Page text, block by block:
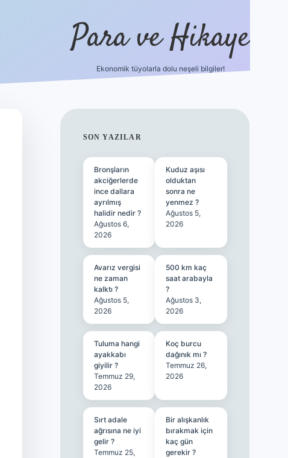
Para ve Hikaye
Ekonomik tüyolarla dolu neşeli bilgiler!
SIDEBAR
SON YAZILAR
Bronşların
akciğerlerde
ince dallara
ayrılmış
halidir nedir ?
Ağustos 6,
2026
Kuduz aşısı
olduktan
sonra ne
yenmez ?
Ağustos 5,
2026
Avarız vergisi
ne zaman
kalktı ?
Ağustos 5,
2026
500 km kaç
saat arabayla
?
Ağustos 3,
2026
Tuluma hangi
ayakkabı
giyilir ?
Temmuz 29,
2026
Koç burcu
dağınık mı ?
Temmuz 26,
2026
Sırt adale
ağrısına ne iyi
gelir ?
Temmuz 25,
Bir alışkanlık
bırakmak için
kaç gün
gerekir ?
hiltonbet giriş